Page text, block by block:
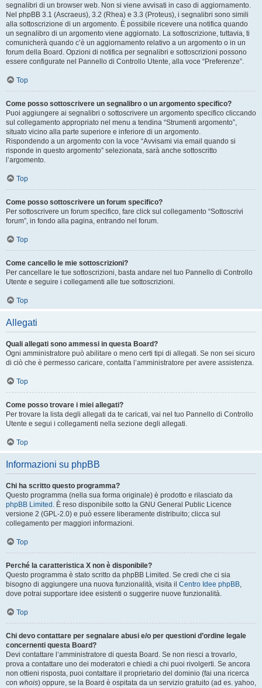
segnalibri di un browser web. Non si viene avvisati in caso di aggiornamento.
Nel phpBB 3.1 (Ascraeus), 3.2 (Rhea) e 3.3 (Proteus), i segnalibri sono simili
alla sottoscrizione di un argomento. È possibile ricevere una notifica quando
un segnalibro di un argomento viene aggiornato. La sottoscrizione, tuttavia, ti
comunicherà quando c’è un aggiornamento relativo a un argomento o in un
forum della Board. Opzioni di notifica per segnalibri e sottoscrizioni possono
essere configurate nel Pannello di Controllo Utente, alla voce “Preferenze”.
Top
Come posso sottoscrivere un segnalibro o un argomento specifico?
Puoi aggiungere ai segnalibri o sottoscrivere un argomento specifico cliccando
sul collegamento appropriato nel menu a tendina “Strumenti argomento”,
situato vicino alla parte superiore e inferiore di un argomento.
Rispondendo a un argomento con la voce “Avvisami via email quando si
risponde in questo argomento” selezionata, sarà anche sottoscritto
l’argomento.
Top
Come posso sottoscrivere un forum specifico?
Per sottoscrivere un forum specifico, fare click sul collegamento “Sottoscrivi
forum”, in fondo alla pagina, entrando nel forum.
Top
Come cancello le mie sottoscrizioni?
Per cancellare le tue sottoscrizioni, basta andare nel tuo Pannello di Controllo
Utente e seguire i collegamenti alle tue sottoscrizioni.
Top
Allegati
Quali allegati sono ammessi in questa Board?
Ogni amministratore può abilitare o meno certi tipi di allegati. Se non sei sicuro
di ciò che è permesso caricare, contatta l’amministratore per avere assistenza.
Top
Come posso trovare i miei allegati?
Per trovare la lista degli allegati da te caricati, vai nel tuo Pannello di Controllo
Utente e segui i collegamenti nella sezione degli allegati.
Top
Informazioni su phpBB
Chi ha scritto questo programma?
Questo programma (nella sua forma originale) è prodotto e rilasciato da
phpBB Limited . È reso disponibile sotto la GNU General Public Licence
versione 2 (GPL-2.0) e può essere liberamente distribuito; clicca sul
collegamento per maggiori informazioni.
Top
Perché la caratteristica X non è disponibile?
Questo programma è stato scritto da phpBB Limited. Se credi che ci sia
bisogno di aggiungere una nuova funzionalità, visita il Centro Idee phpBB,
dove potrai supportare idee esistenti o suggerire nuove funzionalità.
Top
Chi devo contattare per segnalare abusi e/o per questioni d’ordine legale
concernenti questa Board?
Devi contattare l’amministratore di questa Board. Se non riesci a trovarlo,
prova a contattare uno dei moderatori e chiedi a chi puoi rivolgerti. Se ancora
non ottieni risposta, puoi contattare il proprietario del dominio (fai una ricerca
con whois) oppure, se la Board è ospitata da un servizio gratuito (ad es. yahoo,